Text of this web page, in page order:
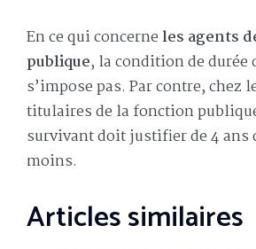
En ce qui concerneles agents
publique, la condition de durée
s’impose pas. Par contre, chez
titulaires de la fonction
survivant doit justifier de 4 ans
moins.
Articles similaires